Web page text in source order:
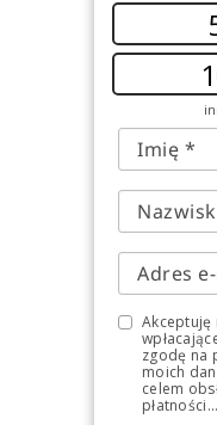
Akceptuję
zgodę na
moich
celem
płatności...